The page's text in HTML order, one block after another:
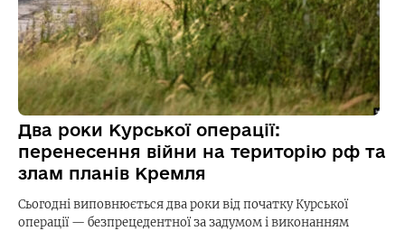
Два роки Курської операції:
перенесення війни на територію рф та
злам планів Кремля
Сьогодні виповнюється два роки від початку Курської
операції — безпрецедентної за задумом і виконанням